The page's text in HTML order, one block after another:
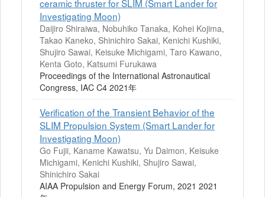
ceramic thruster for SLIM (Smart Lander for
Investigating Moon)
Daijiro Shiraiwa, Nobuhiko Tanaka, Kohei Kojima,
Takao Kaneko, Shinichiro Sakai, Kenichi Kushiki,
Shujiro Sawai, Keisuke Michigami, Taro Kawano,
Kenta Goto, Katsumi Furukawa
Proceedings of the International Astronautical
Congress, IAC C4 2021年
Verification of the Transient Behavior of the
SLIM Propulsion System (Smart Lander for
Investigating Moon)
Go Fujii, Kaname Kawatsu, Yu Daimon, Keisuke
Michigami, Kenichi Kushiki, Shujiro Sawai,
Shinichiro Sakai
AIAA Propulsion and Energy Forum, 2021 2021